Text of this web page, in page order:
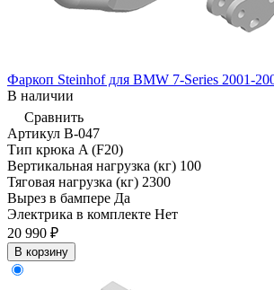
Фаркоп Steinhof для BMW 7-Series 2001-
В наличии
Сравнить
Артикул B-047
Тип крюка A (F20)
Вертикальная нагрузка (кг) 100
Тяговая нагрузка (кг) 2300
Вырез в бампере Да
Электрика в комплекте Нет
20 990 ₽
В корзину